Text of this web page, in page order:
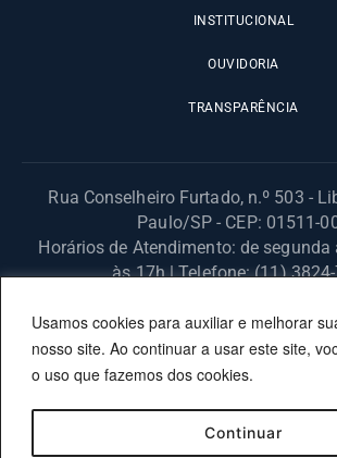
Usamos cookies para auxiliar e melhorar
nosso site. Ao continuar a usar este site,
o uso que fazemos dos cookies.
Continuar
INSTITUCIONAL
OUVIDORIA
TRANSPARÊNCIA
Rua Conselheiro Furtado, n.º 503 -
Paulo/SP - CEP: 01511-
Horários de Atendimento: de segunda
às 17h | Telefone: (11)
© 2025 Fundação Procon – SP – Todos os
Site desenvolvido pela